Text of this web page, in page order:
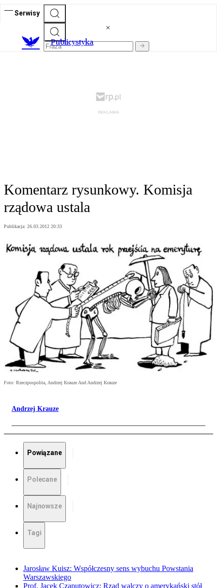
Serwisy
Publicystyka
Komentarz rysunkowy. Komisja
rządowa ustala
Publikacja: 26.03.2012 20:33
Foto: Rzeczpospolita, Andrzej Krauze And Andrzej Krauze
Andrzej Krauze
Powiązane
Polecane
Najnowsze
Tagi
Jarosław Kuisz: Współczesny sens wybuchu Powstania
Warszawskiego
Prof. Jacek Czaputowicz: Rząd walczy o amerykański stół